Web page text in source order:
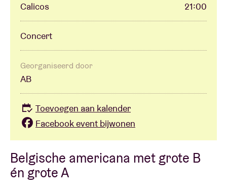
Over AB
Contact
Belgische americana met grote B
én grote A
Calicos
21:00
Concert
Georganiseerd door
AB
Toevoegen aan kalender
Facebook event bijwonen